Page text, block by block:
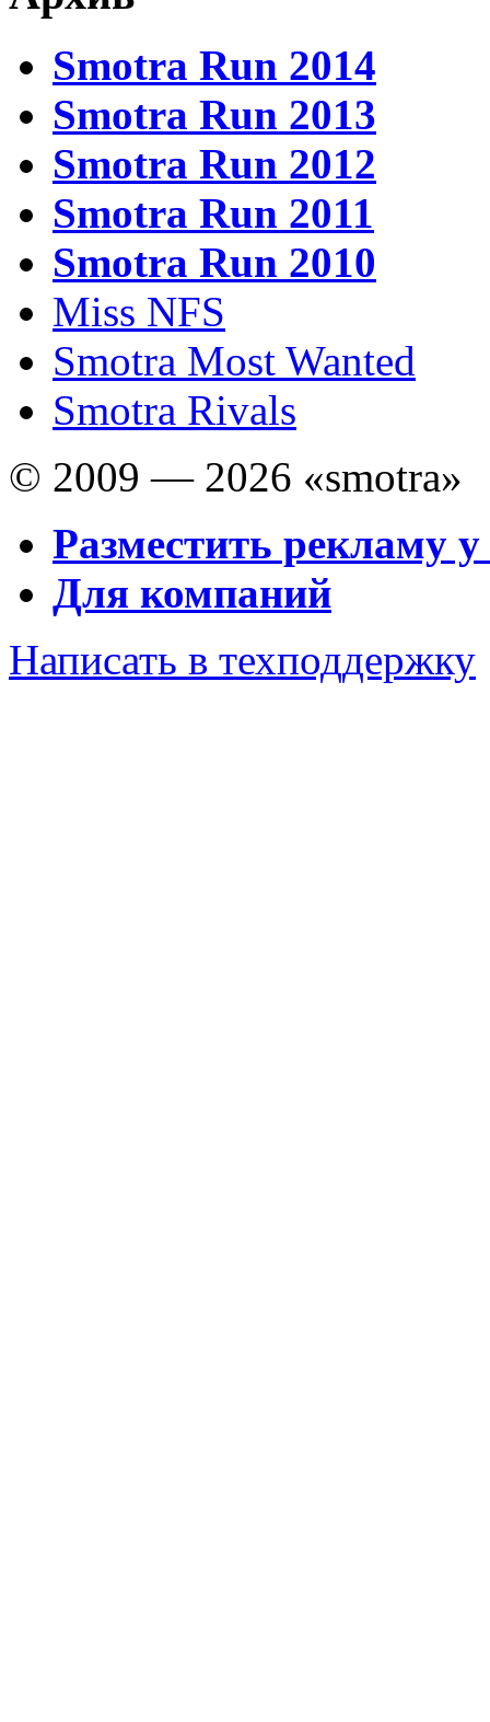
Smotra Run 2014
Smotra Run 2013
Smotra Run 2012
Smotra Run 2011
Smotra Run 2010
Miss NFS
Smotra Most Wanted
Smotra Rivals
© 2009 — 2026 «smotra»
Разместить рекламу у
Для компаний
Написать в техподдержку